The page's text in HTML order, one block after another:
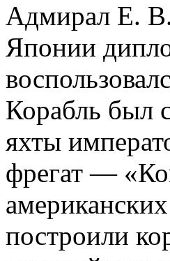
Адмирал Е. В.
Японии
Корабль был
яхты
фрегат —
построили